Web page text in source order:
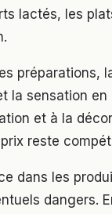
lactés, les
préparations,
la sensation
et à la
prix reste
dans les
dangers.